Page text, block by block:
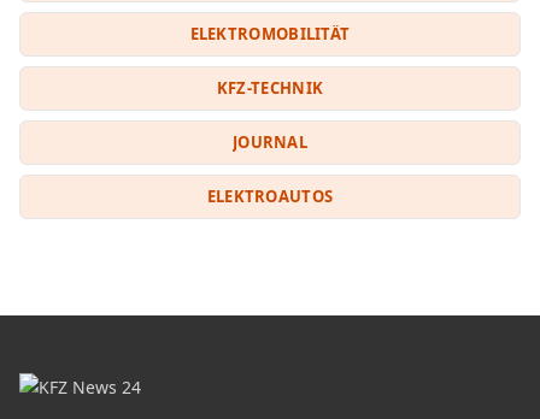
ELEKTROMOBILITÄT
KFZ-TECHNIK
JOURNAL
ELEKTROAUTOS